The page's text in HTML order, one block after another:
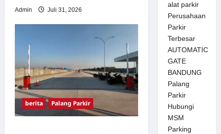
Admin Juli 31, 2026
berita Palang Parkir
alat parkir
Perusahaan
Parkir
Terbesar
AUTOMATIC
GATE
BANDUNG
Palang
Parkir
Hubungi
MSM
Parking